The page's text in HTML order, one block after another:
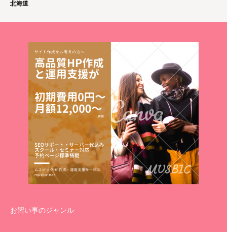
北海道
お習い事のジャンル